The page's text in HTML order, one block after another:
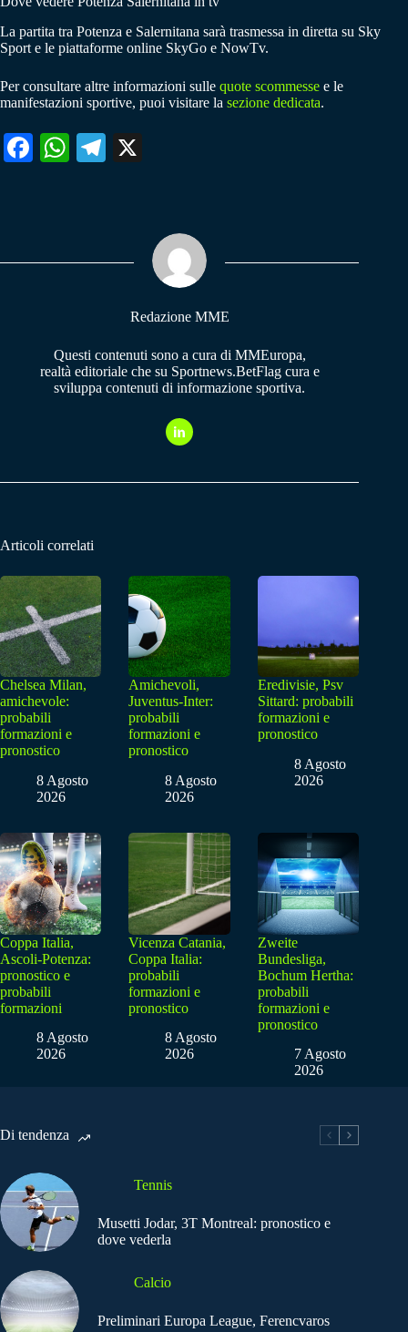
La partita tra Potenza e Salernitana sarà trasmessa in diretta su Sky
Sport e le piattaforme online SkyGo e NowTv.
Per consultare altre informazioni sulle quote scommesse e le
manifestazioni sportive, puoi visitare la sezione dedicata.
Fa W
pp
Te
m
Redazione MME
Questi contenuti sono a cura di MMEuropa,
realtà editoriale che su Sportnews.BetFlag cura e
sviluppa contenuti di informazione sportiva.
Articoli correlati
Chelsea Milan,
amichevole:
probabili
formazioni e
pronostico
8 Agosto
2026
Amichevoli,
Juventus-Inter:
probabili
formazioni e
pronostico
8 Agosto
2026
Eredivisie, Psv
Sittard: probabili
formazioni e
pronostico
8 Agosto
2026
Coppa Italia,
Ascoli-Potenza:
pronostico e
probabili
formazioni
8 Agosto
2026
Vicenza Catania,
Coppa Italia:
probabili
formazioni e
pronostico
8 Agosto
2026
Zweite
Bundesliga,
Bochum Hertha:
probabili
formazioni e
pronostico
7 Agosto
2026
Di tendenza
Tennis
Musetti Jodar, 3T Montreal: pronostico e
dove vederla
Calcio
Preliminari Europa League, Ferencvaros